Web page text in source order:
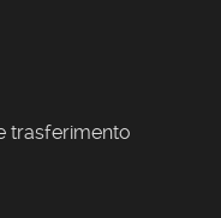
trasferimento